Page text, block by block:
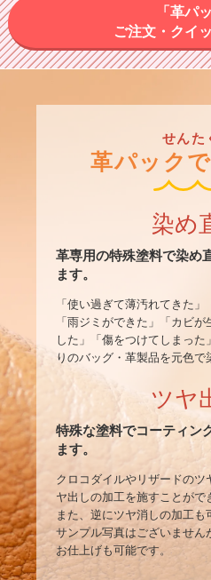
「革パ
ご注文・クイ
せんた
革パック
染め
革専用の特殊塗料で染め
ます。
「使い過ぎて薄汚れてきた」
「雨ジミができた」「カビ
した」「傷をつけてしまっ
りのバッグ・革製品を元色で
ツヤ
特殊な塗料でコーティン
ます。
クロコダイルやリザードの
ヤ出しの加工を施すことがで
また、逆にツヤ消しの加工も
サンプル写真はございません
お仕上げも可能です。